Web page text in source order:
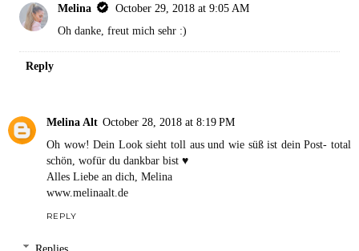
Melina
October 29, 2018 at 9:05 AM
Oh danke, freut mich sehr :)
Reply
Melina Alt October 28, 2018 at 8:19 PM
Oh wow! Dein Look sieht toll aus und wie süß ist dein Post- total
schön, wofür du dankbar bist ♥
Alles Liebe an dich, Melina
www.melinaalt.de
REPLY
Replies